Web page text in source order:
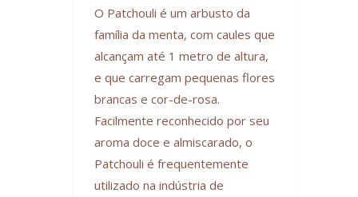
O Patchouli é um arbusto da
família da menta, com caules que
alcançam até 1 metro de altura,
e que carregam pequenas flores
brancas e cor-de-rosa.
Facilmente reconhecido por seu
aroma doce e almiscarado, o
Patchouli é frequentemente
utilizado na indústria de